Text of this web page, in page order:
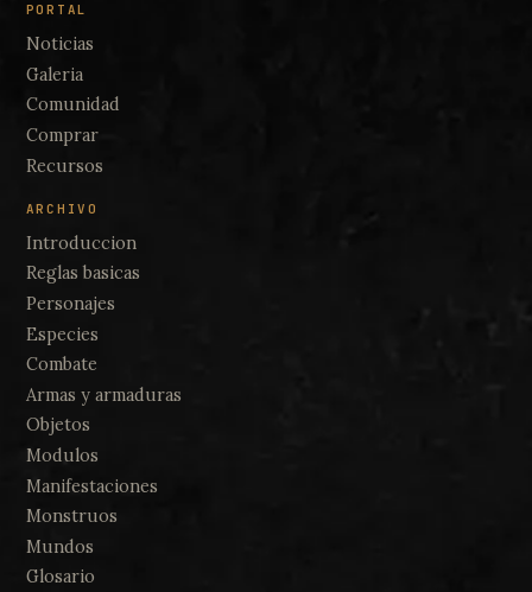
PORTAL
Noticias
Galeria
Comunidad
Comprar
Recursos
ARCHIVO
Introduccion
Reglas basicas
Personajes
Especies
Combate
Armas y armaduras
Objetos
Modulos
Manifestaciones
Monstruos
Mundos
Glosario